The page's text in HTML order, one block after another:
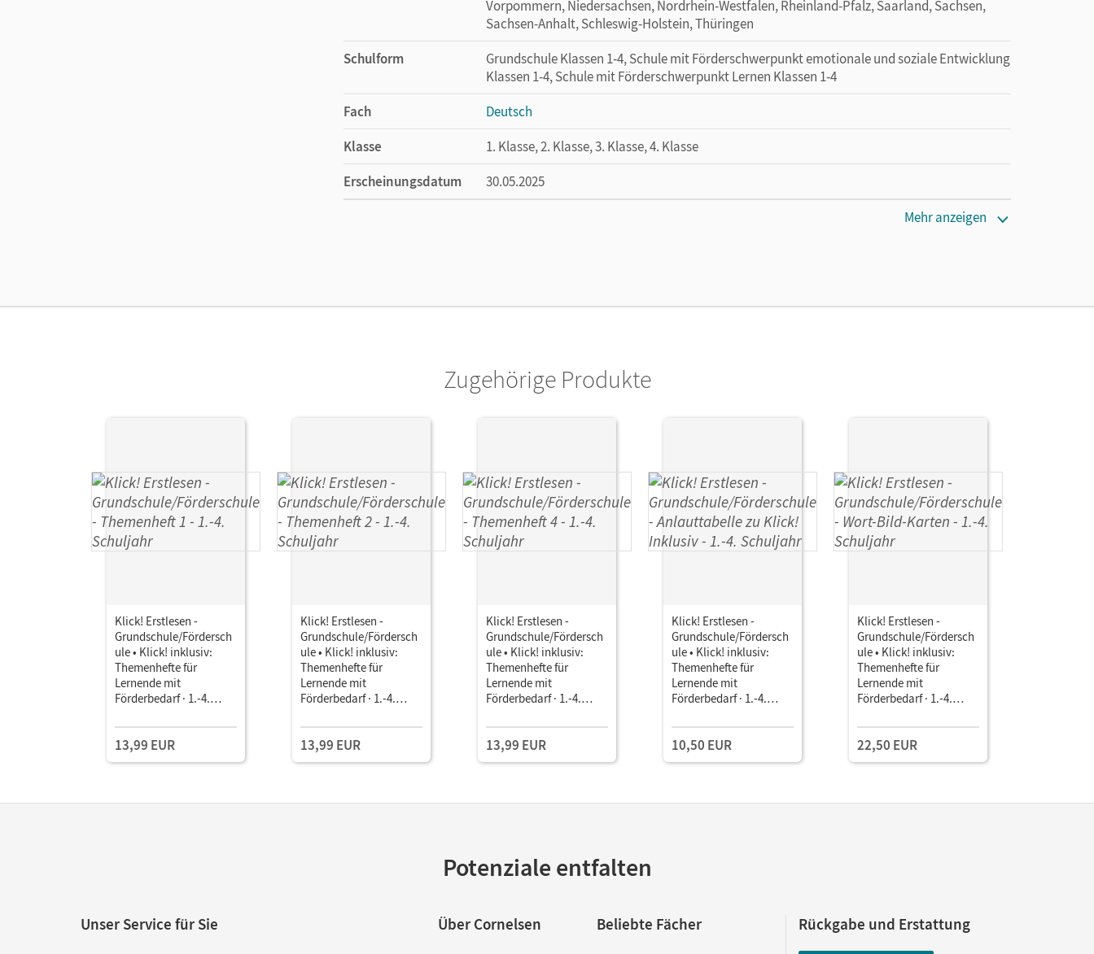
Vorpommern, Niedersachsen, Nordrhein-Westfalen, Rheinland-Pfalz, Saarland, Sachsen,
Sachsen-Anhalt, Schleswig-Holstein, Thüringen
Schulform
Grundschule Klassen 1-4, Schule mit Förderschwerpunkt emotionale und soziale Entwicklung
Klassen 1-4, Schule mit Förderschwerpunkt Lernen Klassen 1-4
Fach
Deutsch
Klasse
1. Klasse, 2. Klasse, 3. Klasse, 4. Klasse
Erscheinungsdatum
30.05.2025
Mehr anzeigen
Zugehörige Produkte
Klick! Erstlesen -
Grundschule/Fördersch
ule • Klick! inklusiv:
Themenhefte für
Lernende mit
Förderbedarf · 1.-4.
1 Buchstabenlehrgang
Teil 1, mit digitalen
Medien
13,99 EUR
Klick! Erstlesen -
Grundschule/Fördersch
ule • Klick! inklusiv:
Themenhefte für
Lernende mit
Förderbedarf · 1.-4.
2 Buchstabenlehrgang
Teil 2, mit digitalen
Medien
13,99 EUR
Klick! Erstlesen -
Grundschule/Fördersch
ule • Klick! inklusiv:
Themenhefte für
Lernende mit
Förderbedarf · 1.-4.
4 Lesetraining und erste
Rechtschreib-/Grammat
ikaufgaben, mit
13,99 EUR
Klick! Erstlesen -
Grundschule/Fördersch
ule • Klick! inklusiv:
Themenhefte für
Lernende mit
Förderbedarf · 1.-4.
Anlauttabelle zu Klick!
Inklusiv 10 Stück im
Paket
10,50 EUR
Klick! Erstlesen -
Grundschule/Fördersch
ule • Klick! inklusiv:
Themenhefte für
Lernende mit
Förderbedarf · 1.-4.
Karten Mit BOOKii-
Funktion
22,50 EUR
Potenziale entfalten
Unser Service für Sie Über Cornelsen Beliebte Fächer Rückgabe und Erstattung